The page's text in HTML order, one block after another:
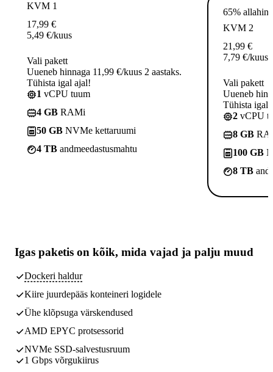
KVM 1
17,99 €
5,49 €/kuus
Vali pakett
Uueneb hinnaga 11,99 €/kuus 2 aastaks.
Tühista igal ajal!
1 vCPU tuum
4 GB RAMi
50 GB NVMe kettaruumi
4 TB andmeedastusmahtu
65%
KVM 2
21,99 €
7,79 €/kuus
Vali pakett
Uueneb
Tühista igal
2 vCPU
8 GB
100 GB
8 TB
Igas paketis on kõik, mida vajad ja palju muud
Dockeri haldur
Kiire juurdepääs konteineri logidele
Ühe klõpsuga värskendused
AMD EPYC protsessorid
NVMe SSD-salvestusruum
1 Gbps võrgukiirus